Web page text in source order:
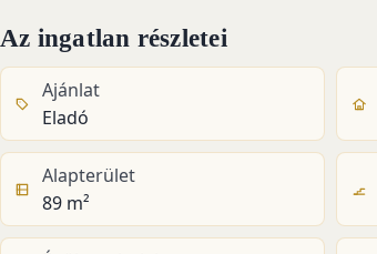
Az ingatlan részletei
Ajánlat
Eladó
Alapterület
89 m²